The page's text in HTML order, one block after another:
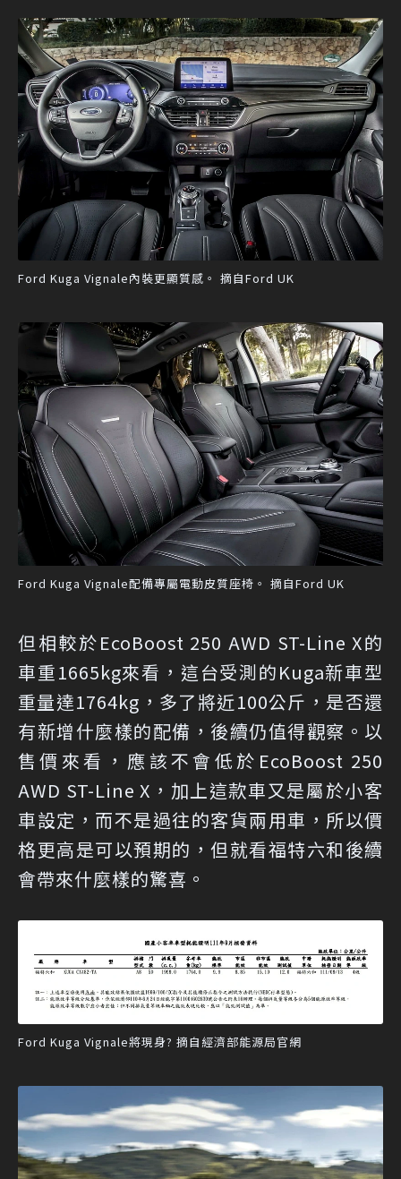
Ford Kuga Vignale內裝更顯質感。 摘自Ford UK
Ford Kuga Vignale配備專屬電動皮質座椅。 摘自Ford UK
但相較於EcoBoost 250 AWD ST-Line X的
車重1665kg來看，這台受測的Kuga新車型
重量達1764kg，多了將近100公斤，是否還
有新增什麼樣的配備，後續仍值得觀察。以
售價來看，應該不會低於EcoBoost 250
AWD ST-Line X，加上這款車又是屬於小客
車設定，而不是過往的客貨兩用車，所以價
格更高是可以預期的，但就看福特六和後續
會帶來什麼樣的驚喜。
Ford Kuga Vignale將現身? 摘自經濟部能源局官網